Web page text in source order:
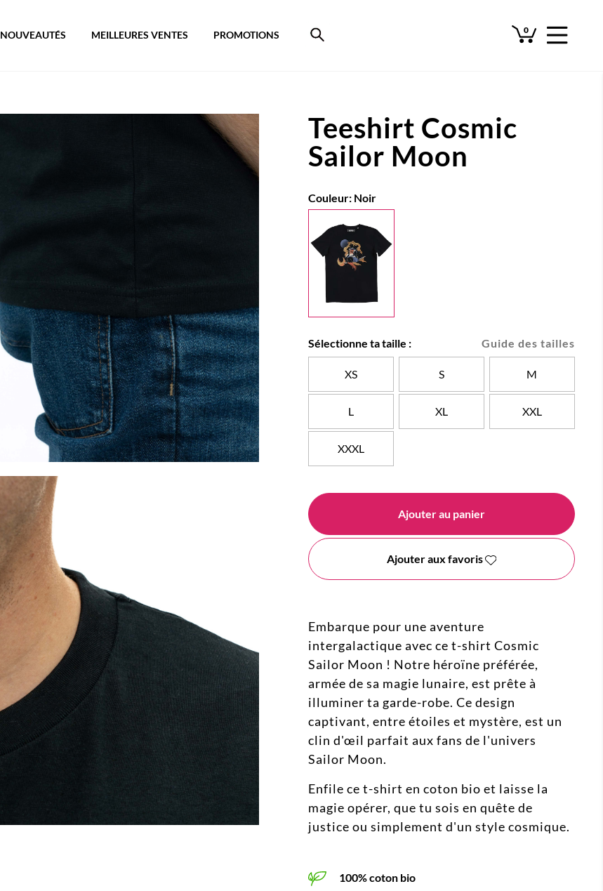
0
NOUVEAUTÉS MEILLEURES VENTES PROMOTIONS
Teeshirt Cosmic
Sailor Moon
Couleur: Noir
Guide des tailles
Sélectionne ta taille :
XS S M
L XL XXL
XXXL
Ajouter au panier
Ajouter aux favoris
Embarque pour une aventure
intergalactique avec ce t-shirt Cosmic
Sailor Moon ! Notre héroïne préférée,
armée de sa magie lunaire, est prête à
illuminer ta garde-robe. Ce design
captivant, entre étoiles et mystère, est un
clin d'œil parfait aux fans de l'univers
Sailor Moon.
Enfile ce t-shirt en coton bio et laisse la
magie opérer, que tu sois en quête de
justice ou simplement d'un style cosmique.
100% coton bio